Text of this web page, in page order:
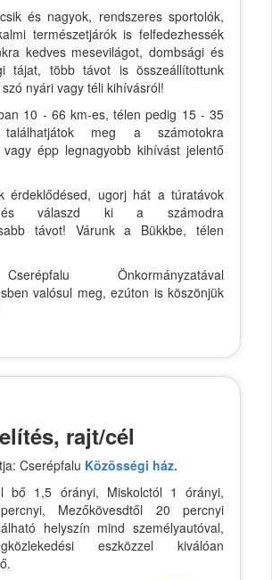
és nagyok, rendszeres sportolók,
természetjárók is felfedezhessék
kedves mesevilágot, dombsági és
tájat, több távot is összeállítottunk
nyári vagy téli kihívásról!
10 - 66 km-es, télen pedig 15 - 35
meg a számotokra
vagy épp legnagyobb kihívást jelentő
érdeklődésed, ugorj hát a túratávok
és válaszd ki a számodra
távot! Várunk a Bükkbe, télen
Önkormányzatával
valósul meg, ezúton is köszönjük
rajt/cél
Cserépfalu Közösségi ház.
bő 1,5 órányi, Miskolctól 1 órányi,
Mezőkövesdtől 20 percnyi
helyszín mind személyautóval,
eszközzel kiválóan